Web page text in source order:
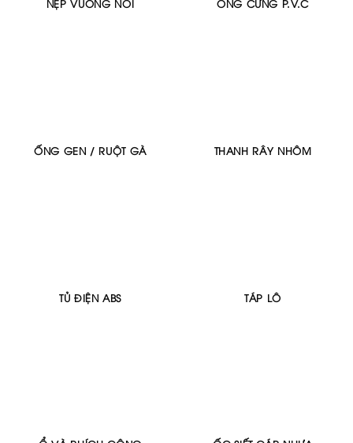
NẸP VUÔNG NỔI ỐNG CỨNG P.V.C
ỐNG GEN / RUỘT GÀ THANH RÂY NHÔM
TỦ ĐIỆN ABS TÁP LÔ